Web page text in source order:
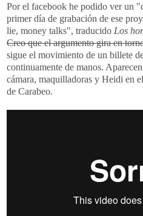
Por el facebook he podido ver un
primer día de grabación de ese
lie, money talks", traducido Los
Creo que el argumento gira en
sigue el movimiento de un billete
continuamente de manos.
cámara, maquilladoras y Heidi en
de Carabeo.